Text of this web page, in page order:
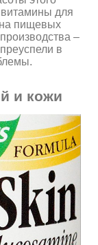
для
пищевых
–
в
и кожи